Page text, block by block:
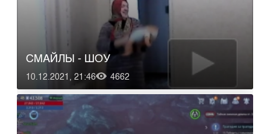
10.12.2021, 21:46 4662
СМАЙЛЫ - ШОУ